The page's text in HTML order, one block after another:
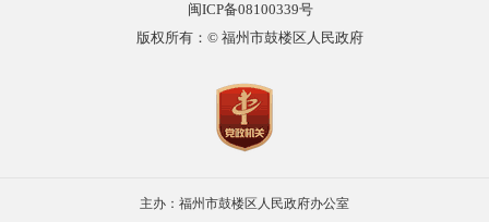
闽ICP备08100339号
版权所有：© 福州市鼓楼区人民政府
主办：福州市鼓楼区人民政府办公室